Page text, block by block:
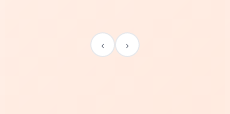
‹
›